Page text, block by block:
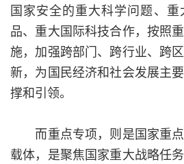
国家安全的重大科学问题、
品、重大国际科技合作，按照
施，加强跨部门、跨行业、跨
新，为国民经济和社会发展主
撑和引领。
而重点专项，则是国家重点
载体，是聚焦国家重大战略任